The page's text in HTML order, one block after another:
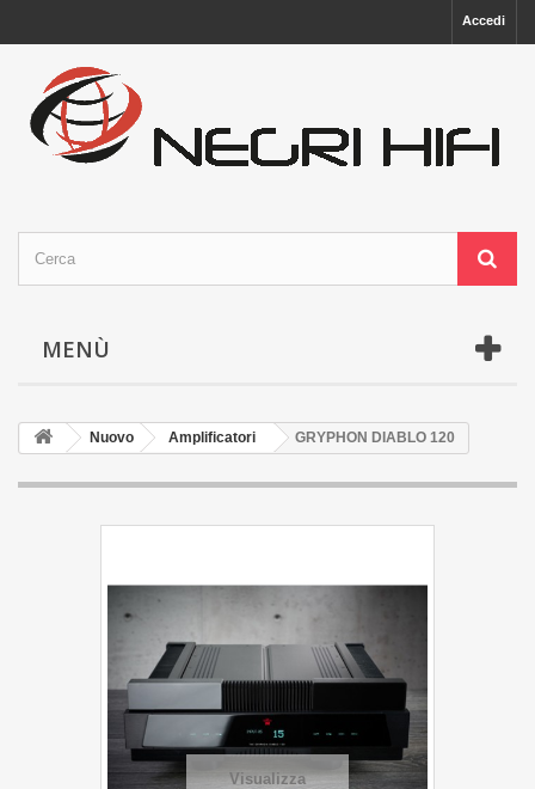
Accedi
MENÙ
Nuovo Amplificatori GRYPHON DIABLO 120
Visualizza